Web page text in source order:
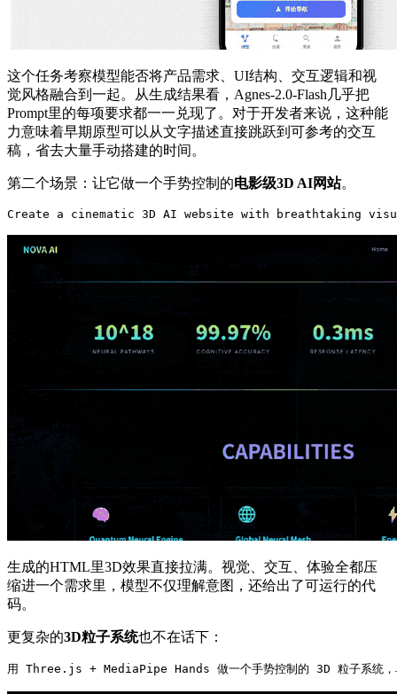
这个任务考察模型能否将产品需求、UI结构、交互逻辑和视
觉风格融合到一起。从生成结果看，Agnes-2.0-Flash几乎把
Prompt里的每项要求都一一兑现了。对于开发者来说，这种能
力意味着早期原型可以从文字描述直接跳跃到可参考的交互
稿，省去大量手动搭建的时间。
第二个场景：让它做一个手势控制的电影级3D AI网站。
Create a cinematic 3D AI website with breathtaking
生成的HTML里3D效果直接拉满。视觉、交互、体验全都压
缩进一个需求里，模型不仅理解意图，还给出了可运行的代
码。
更复杂的3D粒子系统也不在话下：
用 Three .js + MediaPipe Hands 做一个手势控制的 3D 粒子系统